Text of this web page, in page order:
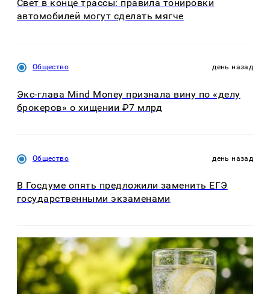
Свет в конце трассы: правила тонировки
автомобилей могут сделать мягче
Общество день назад
Экс-глава Mind Money признала вину по «делу
брокеров» о хищении ₽7 млрд
Общество день назад
В Госдуме опять предложили заменить ЕГЭ
государственными экзаменами